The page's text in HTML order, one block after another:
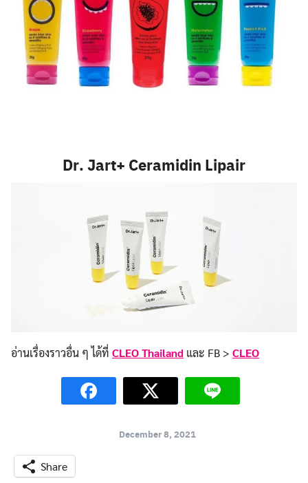
Dr. Jart+ Ceramidin Lipair
อ่านเรื่องราวอื่น ๆ ได้ที่ CLEO Thailand และ FB > CLEO
December 8, 2021
Share